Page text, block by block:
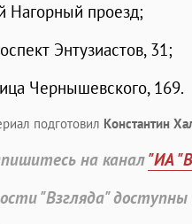
Нагорный проезд;
Энтузиастов, 31;
Чернышевского, 169.
подготовил Константин
на канал"ИА
"Взгляда"